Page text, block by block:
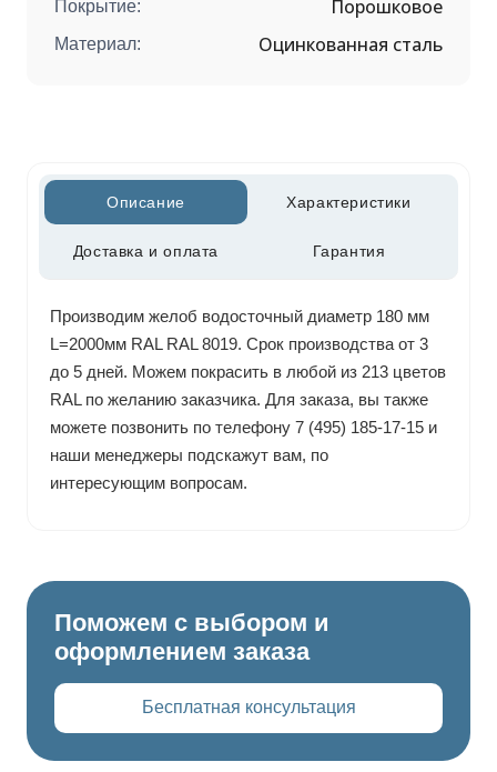
Покрытие: Порошковое
Материал: Оцинкованная сталь
Описание Характеристики
Доставка и оплата Гарантия
Производим желоб водосточный диаметр 180 мм
L=2000мм RAL RAL 8019. Срок производства от 3
до 5 дней. Можем покрасить в любой из 213 цветов
RAL по желанию заказчика. Для заказа, вы также
можете позвонить по телефону 7 (495) 185-17-15 и
наши менеджеры подскажут вам, по
интересующим вопросам.
Поможем с выбором и
оформлением заказа
Бесплатная консультация